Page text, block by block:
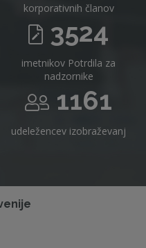
korporativnih članov
3524
imetnikov Potrdila za
nadzornike
1161
udeležencev izobraževanj